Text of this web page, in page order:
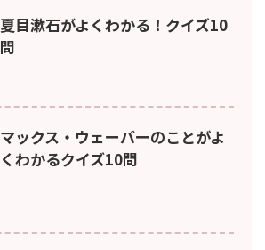
夏目漱石がよくわかる！クイズ10
問
マックス・ウェーバーのことがよ
くわかるクイズ10問